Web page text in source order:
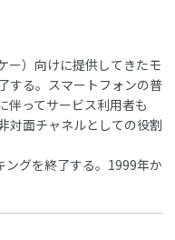
ー）向けに提供してきたモ
する。スマートフォンの普
伴ってサービス利用者も
対面チャネルとしての役割
グを終了する。1999年か